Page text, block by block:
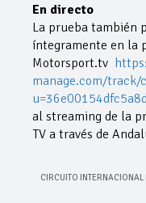
En directo
La prueba también
íntegramente en la
Motorsport.tv
manage.com/track/
al streaming de la
TV a través de
CIRCUITO